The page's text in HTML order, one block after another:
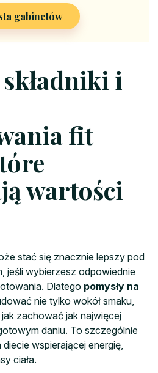
gabinetów
i
fit
wartości
stać się znacznie lepszy pod
jeśli wybierzesz odpowiednie
Dlatego pomysły na
nie tylko wokół smaku,
zachować jak najwięcej
daniu. To szczególnie
wspierającej energię,
ciała.